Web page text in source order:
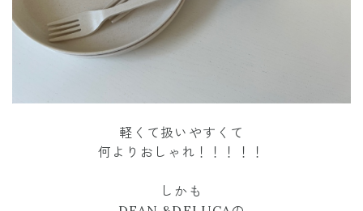
軽くて扱いやすくて
何よりおしゃれ！！！！！
しかも